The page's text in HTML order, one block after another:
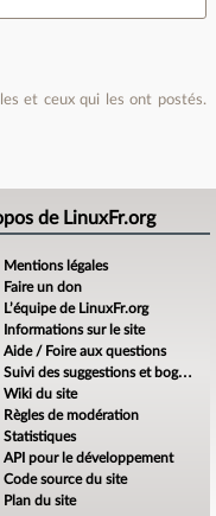
et ceux qui les ont postés.
de LinuxFr.org
Mentions légales
Faire un don
L’équipe de LinuxFr.org
Informations sur le site
Aide / Foire aux questions
Suivi des suggestions et bogues
Wiki du site
Règles de modération
Statistiques
API pour le développement
Code source du site
Plan du site